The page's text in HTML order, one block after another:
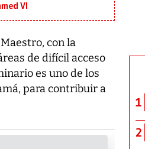
VI
con la
de difícil acceso
es uno de los
para contribuir a
1
2